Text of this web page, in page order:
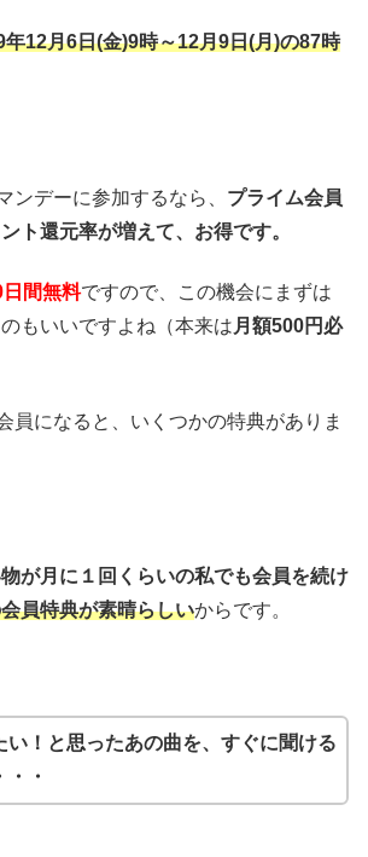
12月6日(金)9時～12月9日(月)の87時
ンデーに参加するなら、 プライム会員
ト還元率が増えて、お得です。
間無料ですので、この機会にまずは
もいいですよね（本来は 月額500円必
員になると、いくつかの特典がありま
が月に１回くらいの私でも会員を続け
員特典が素晴らしいからです。
い！と思ったあの曲を、すぐに聞ける
・・